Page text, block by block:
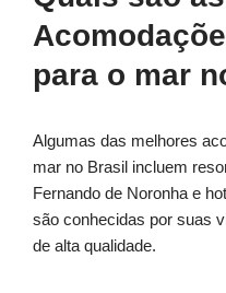
para o mar
Algumas das melhores
mar no Brasil incluem
Fernando de Noronha e
são conhecidas por suas
de alta qualidade.